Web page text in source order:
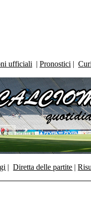
ufficiali | Pronostici |
|Diretta delle partite |